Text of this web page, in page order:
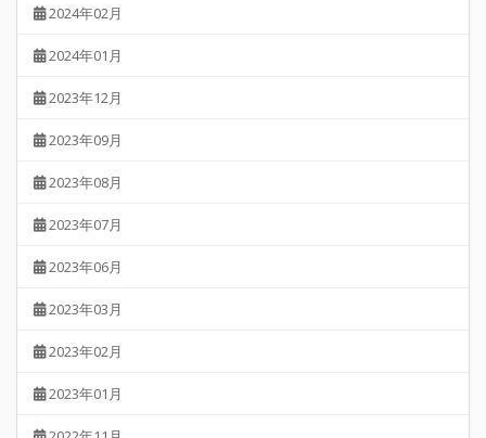
2024年02月
2024年01月
2023年12月
2023年09月
2023年08月
2023年07月
2023年06月
2023年03月
2023年02月
2023年01月